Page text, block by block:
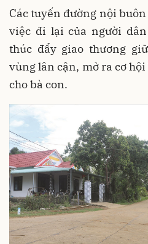
Các tuyến đường nội
việc đi lại của người
thúc đẩy giao thương
vùng lân cận, mở ra cơ
cho bà con.